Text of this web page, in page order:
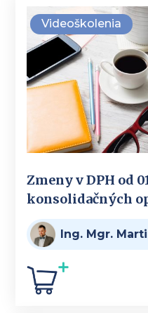
Videoškolenia
Zmeny v DPH od
konsolidačných
Ing. Mgr.